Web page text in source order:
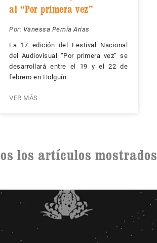
al “Por primera vez”
Por: Vanessa Pernía Arias
La 17 edición del Festival Nacional
del Audiovisual “Por primera vez” se
desarrollará entre el 19 y el 22 de
febrero en Holguín.
VER MÁS
los artículos mostrados